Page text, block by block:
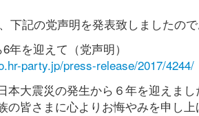
下記の党声明を発表致しましたので
年を迎えて（党声明）
party.jp/press-release/2017/4244/
本大震災の発生から６年を迎えま
の皆さまに心よりお悔やみを申し上